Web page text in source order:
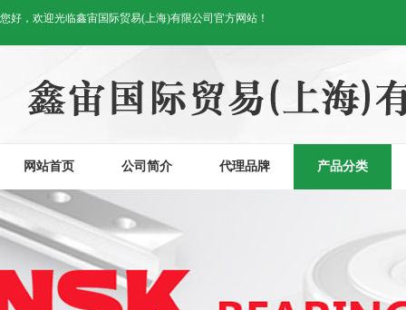
您好，欢迎光临鑫宙国际贸易(上海)有限公司官方网站！
网站首页 公司简介 代理品牌 产品分类